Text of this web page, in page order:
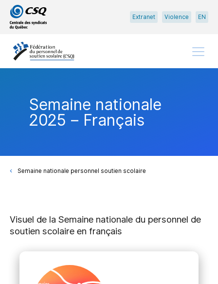
Passer
au
menu
Passer
au
contenu
Extranet Violence EN
Semaine nationale
2025 – Français
Semaine nationale personnel soutien scolaire
Visuel de la Semaine nationale du personnel de
soutien scolaire en français